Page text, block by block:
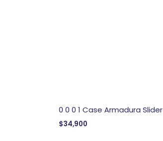
0 0 0 1 Case Armadura Slider
$34,900